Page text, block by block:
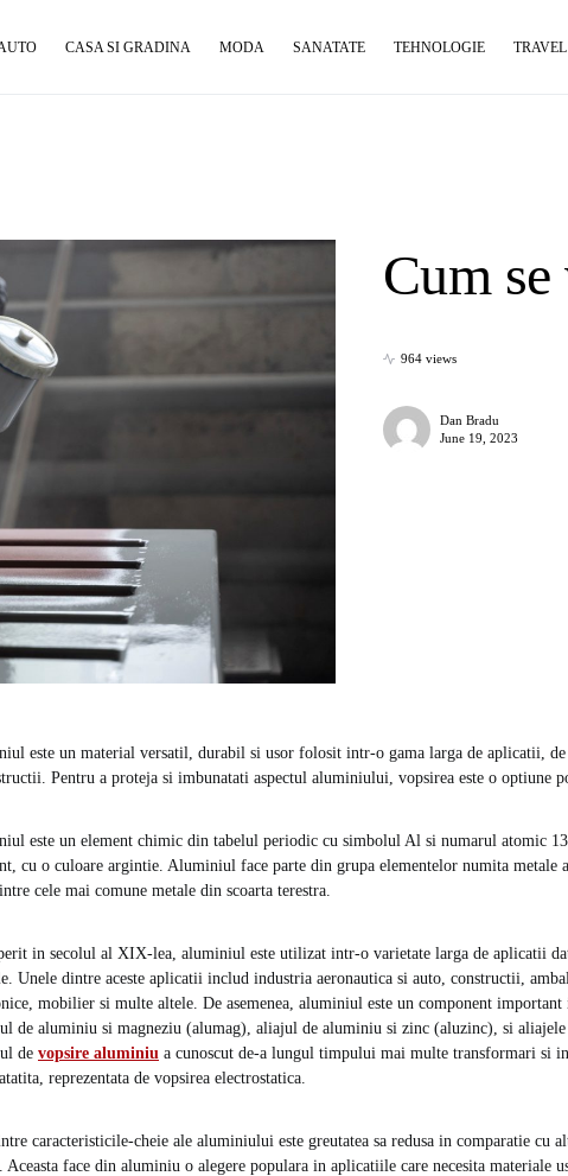
CASA SI GRADINA MODA SANATATE TEHNOLOGIE TRAVEL
Cum
964 views
Dan Bradu
June 19, 2023
este un material versatil, durabil si usor folosit intr-o gama larga de aplicatii,
Pentru a proteja si imbunatati aspectul aluminiului, vopsirea este o optiune
este un element chimic din tabelul periodic cu simbolul Al si numarul atomic
cu o culoare argintie. Aluminiul face parte din grupa elementelor numita metale
cele mai comune metale din scoarta terestra.
in secolul al XIX-lea, aluminiul este utilizat intr-o varietate larga de aplicatii
Unele dintre aceste aplicatii includ industria aeronautica si auto, constructii,
mobilier si multe altele. De asemenea, aluminiul este un component
de aluminiu si magneziu (alumag), aliajul de aluminiu si zinc (aluzinc), si aliajele
de vopsire aluminiu a cunoscut de-a lungul timpului mai multe transformari si
reprezentata de vopsirea electrostatica.
caracteristicile-cheie ale aluminiului este greutatea sa redusa in comparatie cu
Aceasta face din aluminiu o alegere populara in aplicatiile care necesita materiale